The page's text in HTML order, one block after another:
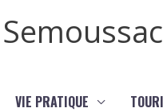
VIE PRATIQUE